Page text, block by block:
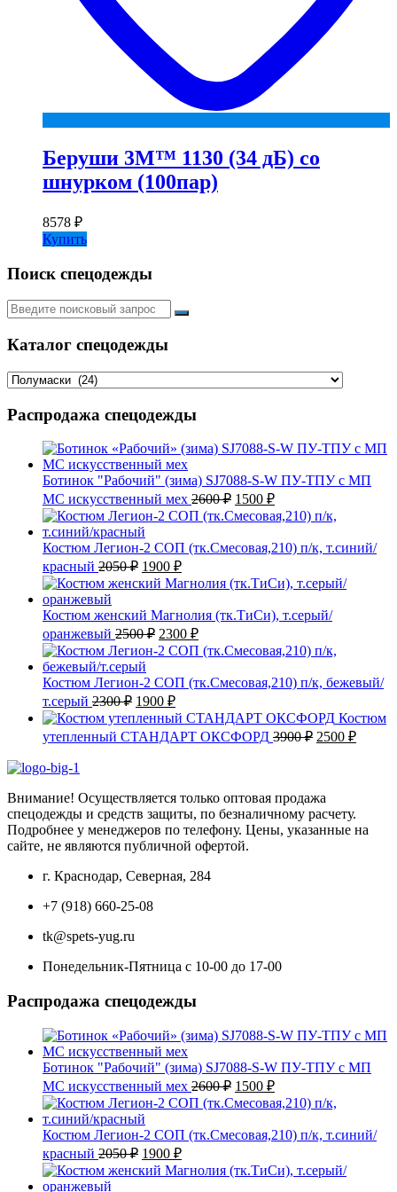
Беруши 3М™ 1130 (34 дБ) со
шнурком (100пар)
8578 ₽
Купить
Поиск спецодежды
Искать:
Каталог спецодежды
Распродажа спецодежды
Ботинок "Рабочий" (зима) SJ7088-S-W ПУ-ТПУ с МП
МС искусственный мех 2600₽ Первоначальная
цена
составляла
2600 ₽.
1500 ₽Текущая
цена:
Костюм Легион-2 СОП (тк.Смесовая,210) п/к, т.синий/
красный 2050₽ Первоначальная
цена
составляла
2050 ₽.
1900 ₽Текущая
цена:
Костюм женский Магнолия (тк.ТиСи), т.серый/
оранжевый 2500₽ Первоначальная
цена
составляла
2500 ₽.
2300 ₽Текущая
цена:
Костюм Легион-2 СОП (тк.Смесовая,210) п/к, бежевый/
т.серый 2300₽ Первоначальная
цена
составляла
2300 ₽.
1900 ₽Текущая
цена:
1900 ₽.
Костюм
утепленный СТАНДАРТ ОКСФОРД 3900₽ 2500 ₽
Внимание! Осуществляется только оптовая продажа
спецодежды и средств защиты, по безналичному расчету.
Подробнее у менеджеров по телефону. Цены, указанные на
сайте, не являются публичной офертой.
г. Краснодар, Северная, 284
+7 (918) 660-25-08
tk@spets-yug.ru
Понедельник-Пятница с 10-00 до 17-00
Распродажа спецодежды
Ботинок "Рабочий" (зима) SJ7088-S-W ПУ-ТПУ с МП
МС искусственный мех 2600₽ Первоначальная
цена
составляла
2600 ₽.
1500 ₽Текущая
цена:
Костюм Легион-2 СОП (тк.Смесовая,210) п/к, т.синий/
красный 2050₽ Первоначальная
цена
составляла
1900 ₽Текущая
цена: